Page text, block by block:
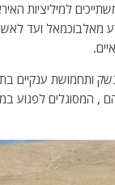
למיליציות
מאלבוכמאל ועד
ותחמושת ענקיים
, המסוגלים